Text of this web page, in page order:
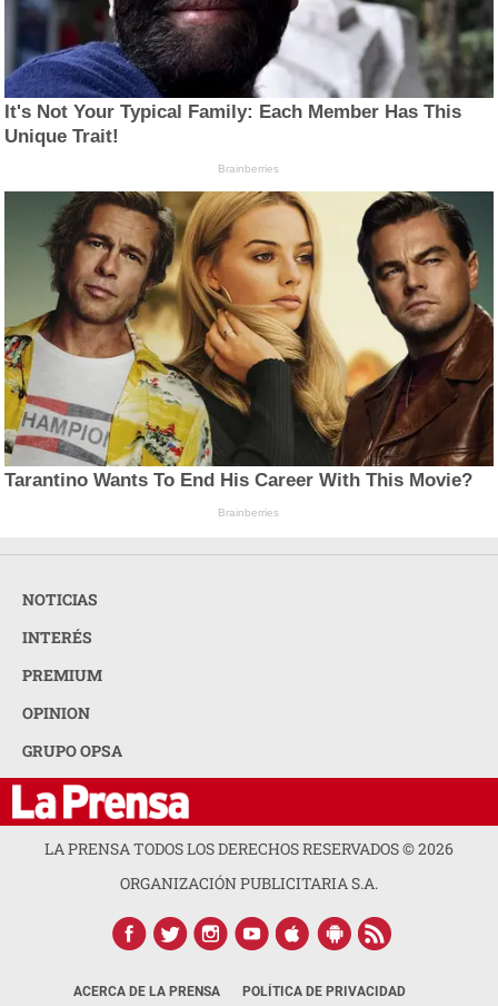
It's Not Your Typical Family: Each Member Has This
Unique Trait!
Brainberries
Tarantino Wants To End His Career With This Movie?
Brainberries
NOTICIAS
INTERÉS
PREMIUM
OPINION
GRUPO OPSA
LA PRENSA TODOS LOS DERECHOS RESERVADOS ©2026
ORGANIZACIÓN PUBLICITARIA S.A.
ACERCA DE LA PRENSA POLÍTICA DE PRIVACIDAD